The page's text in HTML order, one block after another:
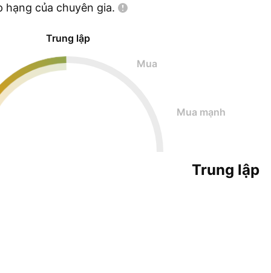
hạng của chuyên gia.
Trung lập
Mua
Mua mạnh
Trung lập